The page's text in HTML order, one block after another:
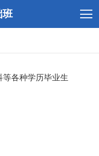
班
等各种学历毕业生